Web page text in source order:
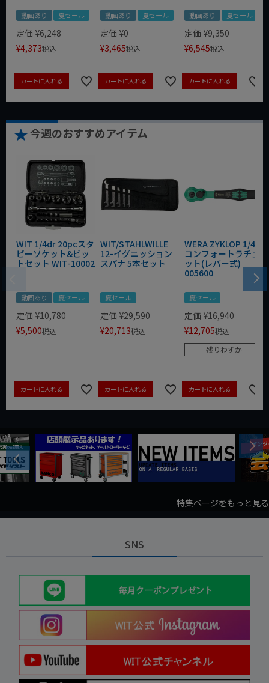
動画あり 夏セール
定価 ¥6,248
¥4,373税込
カートに入れる
動画あり 夏セール
定価 ¥0
¥3,465税込
カートに入れる
動画あり 夏セール
定価 ¥9,350
¥6,545税込
カートに入れる
今週のおすすめアイテム
WIT 1/4dr 20pcスタ
ビーソケット&ビッ
トセット WIT-10002
動画あり 夏セール
定価 ¥10,780
¥5,500税込
カートに入れる
WIT/STAHLWILLE
12-イグニッション
スパナ 5本セット
夏セール
定価 ¥29,590
¥20,713税込
カートに入れる
WERA ZYKLOP 1/4"
コンフォートラチェ
ット(レバー式)
005600
夏セール
定価 ¥16,940
¥12,705税込
残りわずか
カートに入れる
Previous
Next
特集ページをもっと見る
SNS